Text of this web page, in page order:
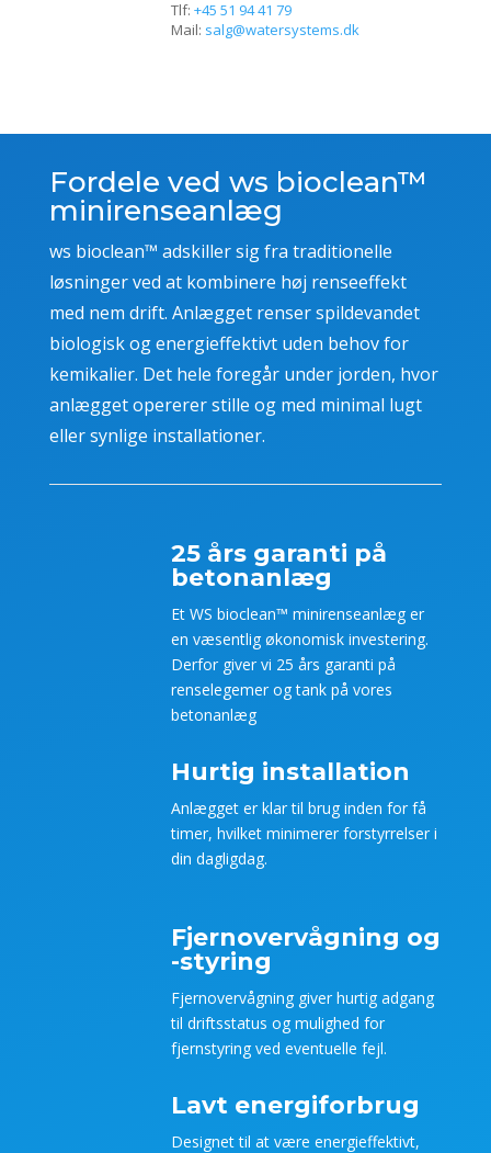
Tlf: +45 51 94 41 79
Mail: salg@watersystems.dk
Fordele ved ws bioclean™
minirenseanlæg
ws bioclean™ adskiller sig fra traditionelle
løsninger ved at kombinere høj renseeffekt
med nem drift. Anlægget renser spildevandet
biologisk og energieffektivt uden behov for
kemikalier. Det hele foregår under jorden, hvor
anlægget opererer stille og med minimal lugt
eller synlige installationer.
25 års garanti på
betonanlæg
Et WS bioclean™ minirenseanlæg er
en væsentlig økonomisk investering.
Derfor giver vi 25 års garanti på
renselegemer og tank på vores
betonanlæg
Hurtig installation
Anlægget er klar til brug inden for få
timer, hvilket minimerer forstyrrelser i
din dagligdag.
Fjernovervågning og
-styring
Fjernovervågning giver hurtig adgang
til driftsstatus og mulighed for
fjernstyring ved eventuelle fejl.
Lavt energiforbrug
Designet til at være energieffektivt,